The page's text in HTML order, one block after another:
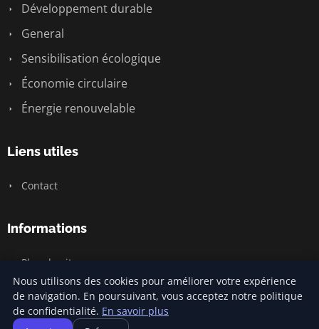
Développement durable
General
Sensibilisation écologique
Économie circulaire
Énergie renouvelable
Liens utiles
Contact
Informations
Plan du site
© 2026 Climatecommonsense2. Tous droits réservés.
Nous utilisons des cookies pour améliorer votre expérience
de navigation. En poursuivant, vous acceptez notre politique
de confidentialité. En savoir plus